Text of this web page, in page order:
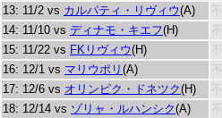
13: 11/2 vs カルパティ・リヴィウ(A)
14: 11/10 vs ディナモ・キエフ(H)
15: 11/22 vs FKリヴィウ(H)
16: 12/1 vs マリウポリ (A)
17: 12/6 vs オリンピク・ドネツク(H)
18: 12/14 vs ゾリャ・ルハンシク(A)